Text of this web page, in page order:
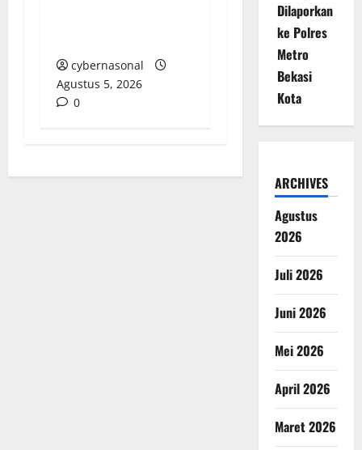
cybernasonal
Agustus 5, 2026
0
Dilaporkan
ke Polres
Metro
Bekasi
Kota
ARCHIVES
Agustus
2026
Juli 2026
Juni 2026
Mei 2026
April 2026
Maret 2026